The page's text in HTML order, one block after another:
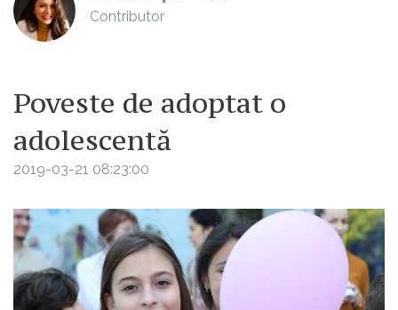
Contributor
Poveste de adoptat o
adolescentă
2019-03-21 08:23:00